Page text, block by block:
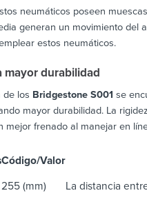
neumáticos poseen
generan un movimiento del
estos neumáticos.
mayor durabilidad
de los Bridgestone S001 se
mayor durabilidad. La
mejor frenado al manejar en
Código/Valor
255 (mm) La distancia